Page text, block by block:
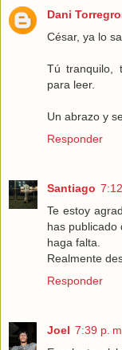
Dani
César, ya lo
Tú tranquilo,
para leer.
Un abrazo y
Responder
Santiago
Te estoy
has
haga falta.
Realmente
Responder
Joel 7:39 p.